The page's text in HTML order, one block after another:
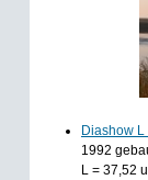
Diashow L
1992
L = 37,52